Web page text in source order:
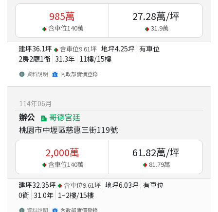
985萬
含車位140萬
27.28萬/坪
31.9萬
建坪36.1坪 含車位9.61坪 地坪4.25坪 有車位
2房2廳1衛 31.3年 11樓/15樓
資料說明 內政部實價登錄
114年06月
辦公
哥德宮廷
桃園市中壢區慈惠三街119號
2,000萬
含車位140萬
61.82萬/坪
81.79萬
建坪32.35坪 含車位9.61坪 地坪6.03坪 有車位
0衛 31.0年 1~2樓/15樓
資料說明 內政部實價登錄